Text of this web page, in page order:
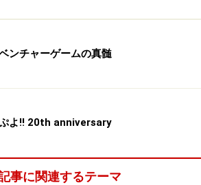
ンチャーゲームの真髄
よ!! 20th anniversary
事に関連するテーマ